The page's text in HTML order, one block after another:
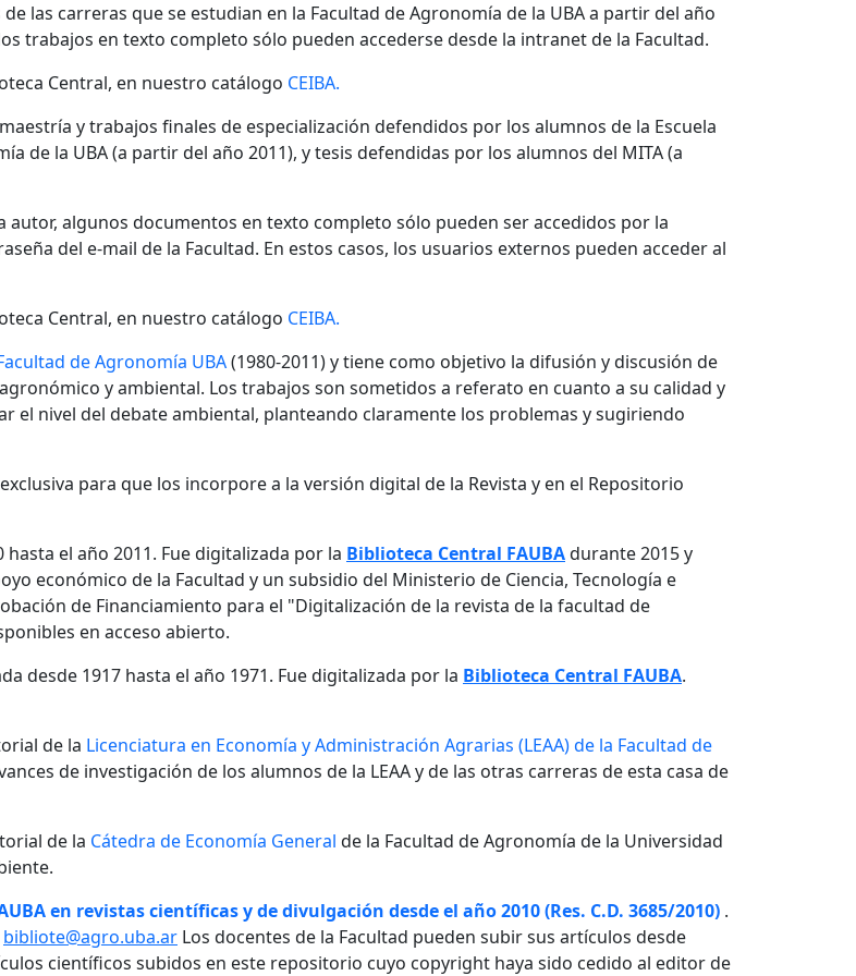
las carreras que se estudian en la Facultad de Agronomía de la UBA a partir del año
trabajos en texto completo sólo pueden accederse desde la intranet de la Facultad.
Central, en nuestro catálogo CEIBA.
y trabajos finales de especialización defendidos por los alumnos de la Escuela
de la UBA (a partir del año 2011), y tesis defendidas por los alumnos del MITA (a
algunos documentos en texto completo sólo pueden ser accedidos por la
del e-mail de la Facultad. En estos casos, los usuarios externos pueden acceder al
Central, en nuestro catálogo CEIBA.
de Agronomía UBA(1980-2011) y tiene como objetivo la difusión y discusión de
y ambiental. Los trabajos son sometidos a referato en cuanto a su calidad y
el nivel del debate ambiental, planteando claramente los problemas y sugiriendo
para que los incorpore a la versión digital de la Revista y en el Repositorio
hasta el año 2011. Fue digitalizada por la Biblioteca Central FAUBAdurante 2015 y
económico de la Facultad y un subsidio del Ministerio de Ciencia, Tecnología e
de Financiamiento para el "Digitalización de la revista de la facultad de
en acceso abierto.
desde 1917 hasta el año 1971. Fue digitalizada por la Biblioteca Central FAUBA.
de la Licenciatura en Economía y Administración Agrarias (LEAA) de la Facultad de
de investigación de los alumnos de la LEAA y de las otras carreras de esta casa de
de la Cátedra de Economía General de la Facultad de Agronomía de la Universidad
en revistas científicas y de divulgación desde el año 2010 (Res. C.D. 3685/2010) .
bibliote@agro.uba.ar Los docentes de la Facultad pueden subir sus artículos desde
científicos subidos en este repositorio cuyo copyright haya sido cedido al editor de